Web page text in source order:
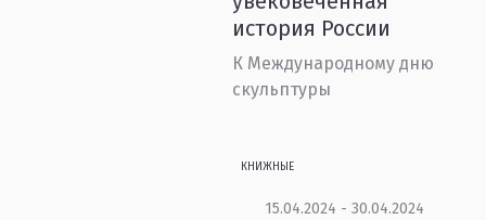
история России
К Международному дню
скульптуры
КНИЖНЫЕ
15.04.2024 - 30.04.2024